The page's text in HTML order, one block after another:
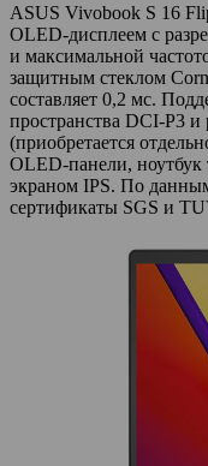
ASUS Vivobook S 16
OLED-дисплеем с
и максимальной
защитным стеклом
составляет 0,2 мс.
пространства DCI-P3 и
(приобретается
OLED-панели, ноутбук
экраном IPS. По
сертификаты SGS и